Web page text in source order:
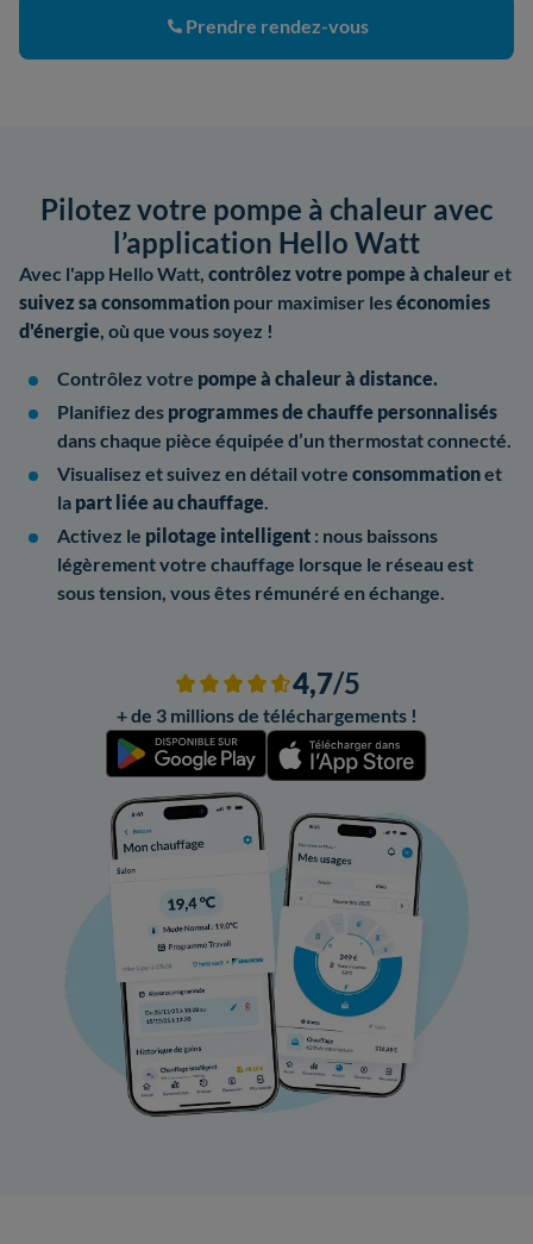
Prendre rendez-vous
Pilotez votre pompe à chaleur avec
l’application Hello Watt
Avec l'app Hello Watt, contrôlez votre pompe à chaleuret
suivez sa consommation pour maximiser leséconomies
d'énergie, où que vous soyez !
Contrôlez votre pompe à chaleur à distance.
Planifiez des programmes de chauffe personnalisés
dans chaque pièce équipée d’un thermostat connecté.
Visualisez et suivez en détail votre consommationet
la part liée au chauffage.
Activez le pilotage intelligent : nous baissons
légèrement votre chauffage lorsque le réseau est
sous tension, vous êtes rémunéré en échange.
4,7/5
+ de 3 millions de téléchargements !